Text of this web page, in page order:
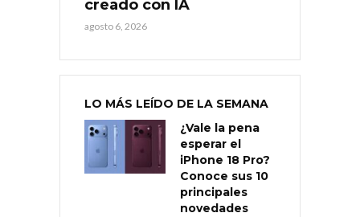
creado con IA
agosto 6, 2026
LO MÁS LEÍDO DE LA SEMANA
¿Vale la pena
esperar el
iPhone 18 Pro?
Conoce sus 10
principales
novedades